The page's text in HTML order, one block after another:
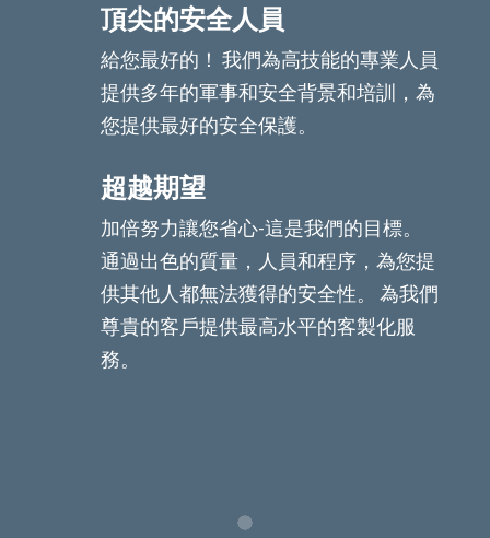
頂尖的安全人員
給您最好的！ 我們為高技能的專業人員
提供多年的軍事和安全背景和培訓，為
您提供最好的安全保護。
超越期望
加倍努力讓您省心-這是我們的目標。
通過出色的質量，人員和程序，為您提
供其他人都無法獲得的安全性。 為我們
尊貴的客戶提供最高水平的客製化服
務。